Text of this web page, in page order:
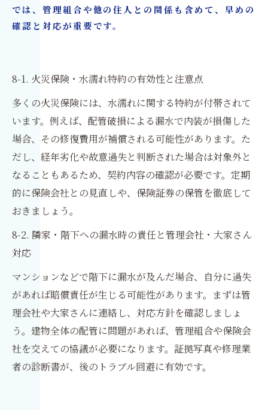
では、管理組合や他の住人との関係も含めて、早めの
確認と対応が重要です。
8-1. 火災保険・水濡れ特約の有効性と注意点
多くの火災保険には、水濡れに関する特約が付帯されて
います。例えば、配管破損による漏水で内装が損傷した
場合、その修復費用が補償される可能性があります。た
だし、経年劣化や故意過失と判断された場合は対象外と
なることもあるため、契約内容の確認が必要です。定期
的に保険会社との見直しや、保険証券の保管を徹底して
おきましょう。
8-2. 隣家・階下への漏水時の責任と管理会社・大家さん
対応
マンションなどで階下に漏水が及んだ場合、自分に過失
があれば賠償責任が生じる可能性があります。まずは管
理会社や大家さんに連絡し、対応方針を確認しましょ
う。建物全体の配管に問題があれば、管理組合や保険会
社を交えての協議が必要になります。証拠写真や修理業
者の診断書が、後のトラブル回避に有効です。